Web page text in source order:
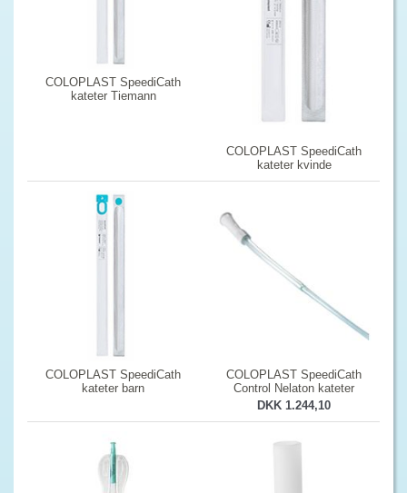
COLOPLAST SpeediCath
kateter Tiemann
COLOPLAST SpeediCath
kateter kvinde
COLOPLAST SpeediCath
kateter barn
COLOPLAST SpeediCath
Control Nelaton kateter
DKK 1.244,10